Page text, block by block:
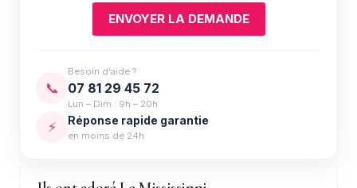
📞
Besoin d'aide ?
07 81 29 45 72
Lun – Dim : 9h – 20h
⚡ Réponse rapide garantie
en moins de 24h